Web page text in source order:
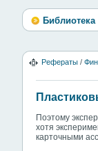
Библиотека
Рефераты /
Поэтому
хотя
карточными